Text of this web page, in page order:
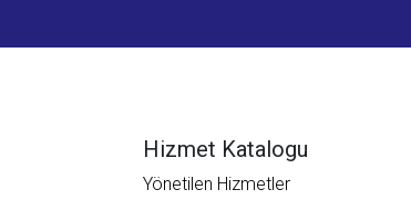
Hizmet Katalogu
Yönetilen Hizmetler